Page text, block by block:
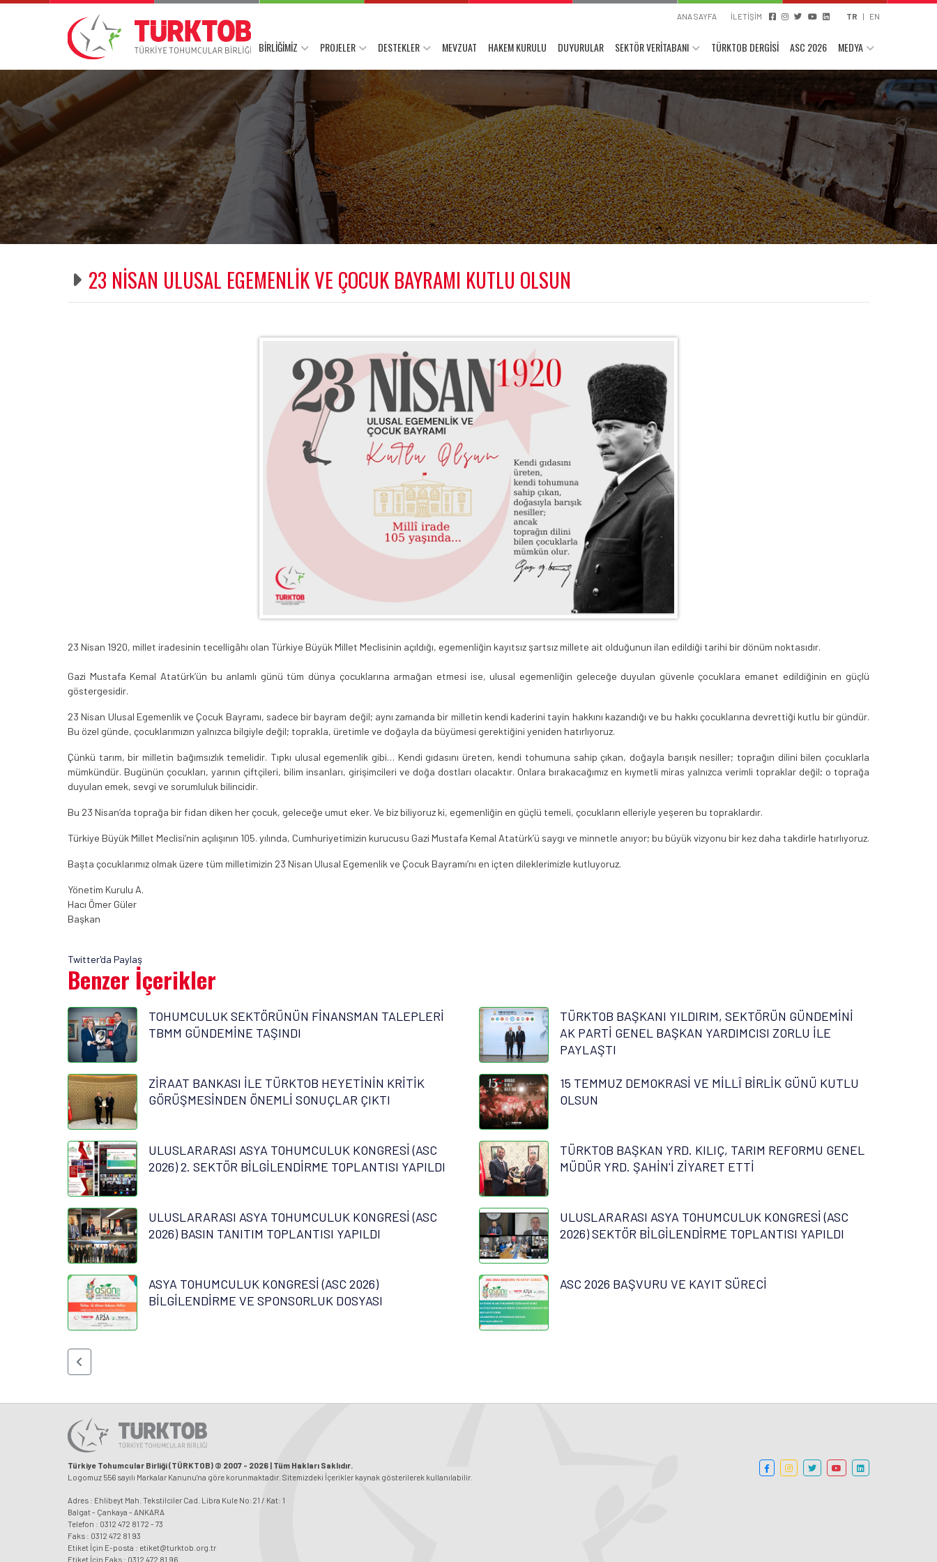
ANA SAYFA İLETİŞİM TR | EN
BİRLİĞİMİZ PROJELER DESTEKLER MEVZUAT HAKEM KURULU DUYURULAR SEKTÖR VERİTABANI TÜRKTOB DERGİSİ ASC 2026 MEDYA
23 NİSAN ULUSAL EGEMENLİK VE ÇOCUK BAYRAMI KUTLU OLSUN
23 Nisan 1920, millet iradesinin tecelligâhı olan Türkiye Büyük Millet Meclisinin açıldığı, egemenliğin kayıtsız şartsız millete ait olduğunun ilan edildiği tarihi bir dönüm noktasıdır.
Gazi Mustafa Kemal Atatürk’ün bu anlamlı günü tüm dünya çocuklarına armağan etmesi ise, ulusal egemenliğin geleceğe duyulan güvenle çocuklara emanet edildiğinin en güçlü
göstergesidir.
23 Nisan Ulusal Egemenlik ve Çocuk Bayramı, sadece bir bayram değil; aynı zamanda bir milletin kendi kaderini tayin hakkını kazandığı ve bu hakkı çocuklarına devrettiği kutlu bir gündür.
Bu özel günde, çocuklarımızın yalnızca bilgiyle değil; toprakla, üretimle ve doğayla da büyümesi gerektiğini yeniden hatırlıyoruz.
Çünkü tarım, bir milletin bağımsızlık temelidir. Tıpkı ulusal egemenlik gibi… Kendi gıdasını üreten, kendi tohumuna sahip çıkan, doğayla barışık nesiller; toprağın dilini bilen çocuklarla
mümkündür. Bugünün çocukları, yarının çiftçileri, bilim insanları, girişimcileri ve doğa dostları olacaktır. Onlara bırakacağımız en kıymetli miras yalnızca verimli topraklar değil; o toprağa
duyulan emek, sevgi ve sorumluluk bilincidir.
Bu 23 Nisan’da toprağa bir fidan diken her çocuk, geleceğe umut eker. Ve biz biliyoruz ki, egemenliğin en güçlü temeli, çocukların elleriyle yeşeren bu topraklardır.
Türkiye Büyük Millet Meclisi’nin açılışının 105. yılında, Cumhuriyetimizin kurucusu Gazi Mustafa Kemal Atatürk’ü saygı ve minnetle anıyor; bu büyük vizyonu bir kez daha takdirle hatırlıyoruz.
Başta çocuklarımız olmak üzere tüm milletimizin 23 Nisan Ulusal Egemenlik ve Çocuk Bayramı’nı en içten dileklerimizle kutluyoruz.
Yönetim Kurulu A.
Hacı Ömer Güler
Başkan
Twitter'da Paylaş
Benzer İçerikler
TOHUMCULUK SEKTÖRÜNÜN FİNANSMAN TALEPLERİ
TBMM GÜNDEMİNE TAŞINDI
TÜRKTOB BAŞKANI YILDIRIM, SEKTÖRÜN GÜNDEMİNİ
AK PARTİ GENEL BAŞKAN YARDIMCISI ZORLU İLE
PAYLAŞTI
ZİRAAT BANKASI İLE TÜRKTOB HEYETİNİN KRİTİK
GÖRÜŞMESİNDEN ÖNEMLİ SONUÇLAR ÇIKTI
15 TEMMUZ DEMOKRASİ VE MİLLÎ BİRLİK GÜNÜ KUTLU
OLSUN
ULUSLARARASI ASYA TOHUMCULUK KONGRESİ (ASC
2026) 2. SEKTÖR BİLGİLENDİRME TOPLANTISI YAPILDI
TÜRKTOB BAŞKAN YRD. KILIÇ, TARIM REFORMU GENEL
MÜDÜR YRD. ŞAHİN'İ ZİYARET ETTİ
ULUSLARARASI ASYA TOHUMCULUK KONGRESİ (ASC
2026) BASIN TANITIM TOPLANTISI YAPILDI
ULUSLARARASI ASYA TOHUMCULUK KONGRESİ (ASC
2026) SEKTÖR BİLGİLENDİRME TOPLANTISI YAPILDI
ASYA TOHUMCULUK KONGRESİ (ASC 2026)
BİLGİLENDİRME VE SPONSORLUK DOSYASI
ASC 2026 BAŞVURU VE KAYIT SÜRECİ
Türkiye Tohumcular Birliği (TÜRKTOB) © 2007 - 2026 | Tüm Hakları Saklıdır.
Logomuz 556 sayılı Markalar Kanunu'na göre korunmaktadır. Sitemizdeki İçerikler kaynak gösterilerek kullanılabilir.
Adres : Ehlibeyt Mah. Tekstilciler Cad. Libra Kule No:21 / Kat: 1
Balgat - Çankaya - ANKARA
Telefon : 0312 472 81 72 - 73
Faks : 0312 472 81 93
Etiket İçin E-posta : etiket@turktob.org.tr
Etiket İçin Faks : 0312 472 81 96